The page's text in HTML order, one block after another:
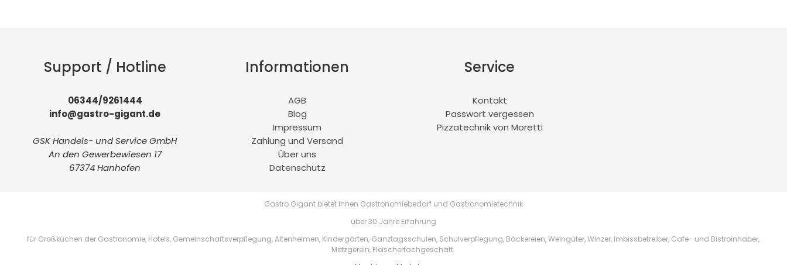
Support / Hotline
06344/9261444
info@gastro-gigant.de
GSK Handels- und Service GmbH
An den Gewerbewiesen 17
67374 Hanhofen
Informationen
AGB
Blog
Impressum
Zahlung und Versand
Über uns
Datenschutz
Service
Kontakt
Passwort vergessen
Pizzatechnik von Moretti
Gastro Gigant bietet Ihnen Gastronomiebedarf und Gastronomietechnik
über 30 Jahre Erfahrung
für Großküchen der Gastronomie, Hotels, Gemeinschaftsverpflegung, Altenheimen, Kindergärten, Ganztagsschulen, Schulverpflegung, Bäckereien, Weingüter, Winzer, Imbissbetreiber, Cafe- und Bistroinhaber,
Metzgerein, Fleischerfachgeschäft.